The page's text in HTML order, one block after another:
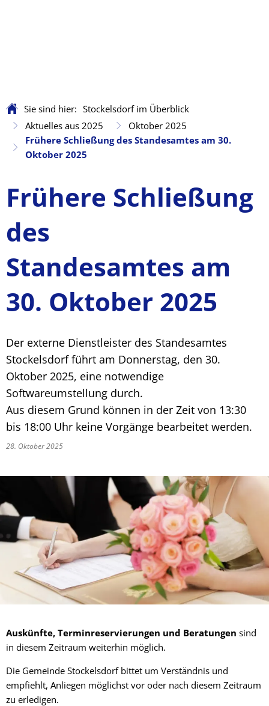
Sie sind hier: Stockelsdorf im Überblick
Aktuelles aus 2025
Oktober 2025
Frühere Schließung des Standesamtes am 30.
Oktober 2025
Frühere Schließung
des
Standesamtes am
30. Oktober 2025
Der externe Dienstleister des Standesamtes
Stockelsdorf führt am Donnerstag, den 30.
Oktober 2025, eine notwendige
Softwareumstellung durch.
Aus diesem Grund können in der Zeit von 13:30
bis 18:00 Uhr keine Vorgänge bearbeitet werden.
28. Oktober 2025
Auskünfte, Terminreservierungen und Beratungen sind
in diesem Zeitraum weiterhin möglich.
Die Gemeinde Stockelsdorf bittet um Verständnis und
empfiehlt, Anliegen möglichst vor oder nach diesem Zeitraum
zu erledigen.